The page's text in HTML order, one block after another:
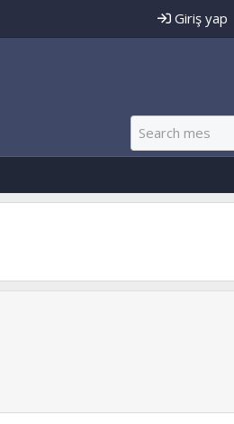
Giriş yap